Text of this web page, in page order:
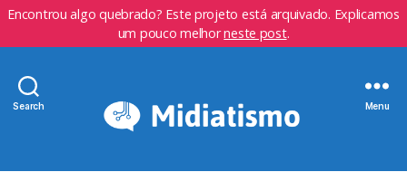
Encontrou algo quebrado? Este projeto está arquivado. Explicamos
um pouco melhorneste post.
Search Menu